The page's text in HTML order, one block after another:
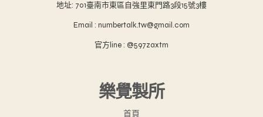
地址: 701臺南市東區自強里東門路3段15號3樓
Email : numbertalk.tw@gmail.com
官方line : @597zaxtm
樂覺製所
首頁